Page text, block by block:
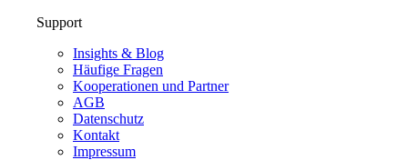
Support
Insights & Blog
Häufige Fragen
Kooperationen und Partner
AGB
Datenschutz
Kontakt
Impressum